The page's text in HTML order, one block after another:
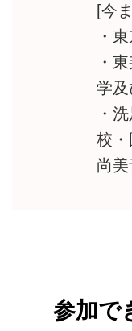
[今
・
・
学
・
校・
尚
参加で